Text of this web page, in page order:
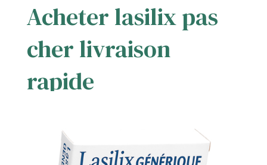
Acheter lasilix pas
cher livraison
rapide